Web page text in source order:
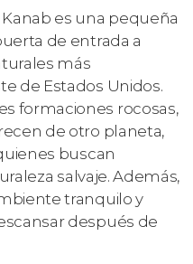
es una pequeña
de entrada a
más
de Estados Unidos.
formaciones rocosas,
de otro planeta,
buscan
salvaje. Además,
tranquilo y
después de